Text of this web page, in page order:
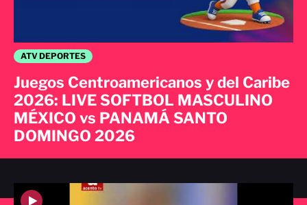
ATV DEPORTES
Juegos Centroamericanos y del Caribe
2026: LIVE SOFTBOL MASCULINO
MÉXICO vs PANAMÁ SANTO
DOMINGO 2026